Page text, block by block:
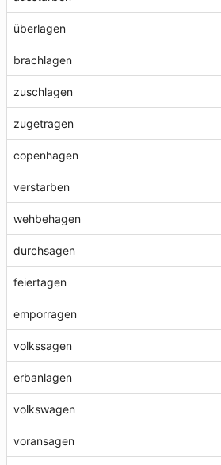
überlagen
brachlagen
zuschlagen
zugetragen
copenhagen
verstarben
wehbehagen
durchsagen
feiertagen
emporragen
volkssagen
erbanlagen
volkswagen
voransagen